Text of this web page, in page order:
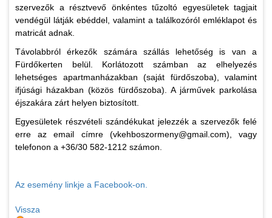
szervezők a résztvevő önkéntes tűzoltó egyesületek tagjait
vendégül látják ebéddel, valamint a találkozóról emléklapot és
matricát adnak.
Távolabbról érkezők számára szállás lehetőség is van a
Fürdőkerten belül. Korlátozott számban az elhelyezés
lehetséges apartmanházakban (saját fürdőszoba), valamint
ifjúsági házakban (közös fürdőszoba). A járművek parkolása
éjszakára zárt helyen biztosított.
Egyesületek részvételi szándékukat jelezzék a szervezők felé
erre az email címre (vkehboszormeny@gmail.com), vagy
telefonon a +36/30 582-1212 számon.
Az esemény linkje a Facebook-on.
Vissza